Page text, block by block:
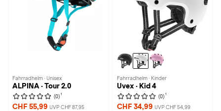
Fahrradhelm · Unisex
ALPINA · Tour 2.0
(0) 1
CHF 55,99 UVP CHF 87,95
Fahrradhelm · Kinder
Uvex · Kid 4
(0) 1
CHF 34,99 UVP CHF 54,99